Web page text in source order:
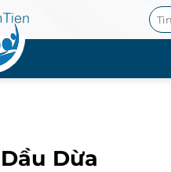
Tìm
kiếm:
Dầu Dừa